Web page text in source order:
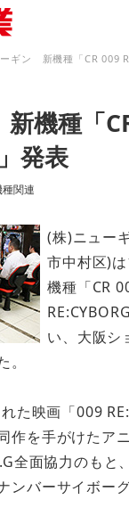
ギン 新機種「CR 009
機種「
発表
ー
関連
(株)ニュー
市中村区)
機種「CR
い、大阪シ
た映画「009
作を手がけたア
全面協力のもと
ンバーサイボー